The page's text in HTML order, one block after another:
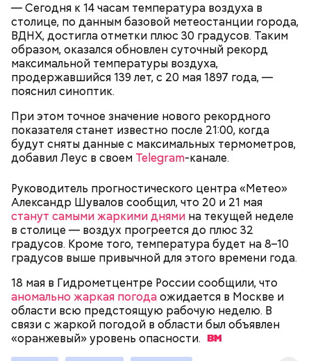
— Сегодня к 14 часам температура воздуха в
столице, по данным базовой метеостанции города,
ВДНХ, достигла отметки плюс 30 градусов. Таким
образом, оказался обновлен суточный рекорд
максимальной температуры воздуха,
продержавшийся 139 лет, с 20 мая 1897 года, —
пояснил синоптик.
При этом точное значение нового рекордного
показателя станет известно после 21:00, когда
будут сняты данные с максимальных термометров,
добавил Леус в своем Telegram-канале.
Руководитель прогностического центра «Метео»
Александр Шувалов сообщил, что 20 и 21 мая
станут самыми жаркими днями на текущей неделе
в столице — воздух прогреется до плюс 32
градусов. Кроме того, температура будет на 8–10
градусов выше привычной для этого времени года.
18 мая в Гидрометцентре России сообщили, что
аномально жаркая погодаожидается в Москве и
области всю предстоящую рабочую неделю. В
связи с жаркой погодой в области был объявлен
«оранжевый» уровень опасности.
— То, что вы видите, — не пререндеренный ролик.
Это не просто «картинка на стене». Это
интерактивная среда. Она живая. Система зависит
фон поворачивается вместе с вами. Наклоняете —
меняется перспектива. Это и есть виртуальный
продакшен, — говорит он.
— Одно из самых заметных направлений вашей
контролерами. Как правильно оплачивать поездку
в транспорте?
— Каждую поездку нужно оплачивать сразу при
входе в транспорт. Это установлено пунктом 5.1
Правил пользования наземным транспортом.
Именно так фиксируется оплата и поездка
становится зас трахов анной. Оплатить можно
«Тройкой», банковской картой, QR-кодом через
приложение «Метро Москвы». Обязательно
дождитесь зеленой галочки.